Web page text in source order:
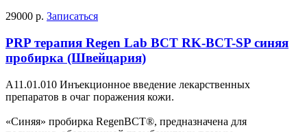
29000 р. Записаться
PRP терапия Regen Lab BCT RK-BCT-SP синяя
пробирка (Швейцария)
А11.01.010 Инъекционное введение лекарственных
препаратов в очаг поражения кожи.
«Синяя» пробирка RegenBCT®, предназначена для